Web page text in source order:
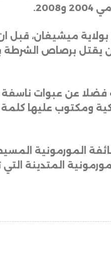
.
ميشيغان، قبل ان
فضلا عن عبوات ناسفة
ومكتوب عليها كلمة
المورمونية
المتدينة التي